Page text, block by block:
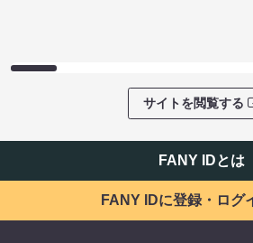
サイトを閲覧する
FANY IDとは
FANY IDに登録・ログ